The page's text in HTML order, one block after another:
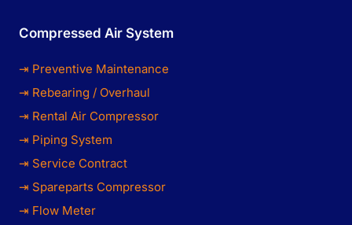
Compressed Air System
⇥ Preventive Maintenance
⇥ Rebearing / Overhaul
⇥ Rental Air Compressor
⇥ Piping System
⇥ Service Contract
⇥ Spareparts Compressor
⇥ Flow Meter